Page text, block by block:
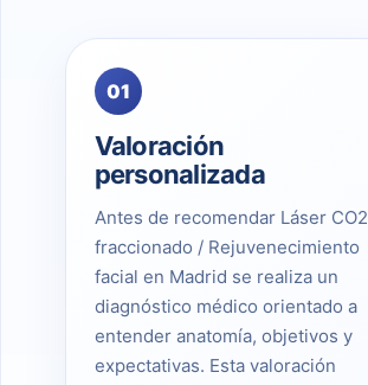
01
Valoración
personalizada
Antes de recomendar Láser CO2
fraccionado / Rejuvenecimiento
facial en Madrid se realiza un
diagnóstico médico orientado a
entender anatomía, objetivos y
expectativas. Esta valoración